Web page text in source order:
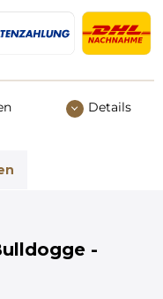
Details
-